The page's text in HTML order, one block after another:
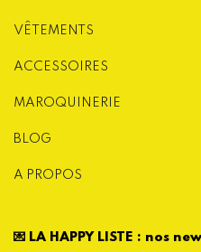
VÊTEMENTS
ACCESSOIRES
MAROQUINERIE
BLOG
A PROPOS
💌 LA HAPPY LISTE : nos